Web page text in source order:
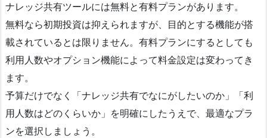
ナレッジ共有ツールには無料と有料プランがあります。
無料なら初期投資は抑えられますが、目的とする機能が搭
載されているとは限りません。有料プランにするとしても
利用人数やオプション機能によって料金設定は変わってき
ます。
予算だけでなく「ナレッジ共有でなにがしたいのか」「利
用人数はどのくらいか」を明確にしたうえで、最適なプラ
ンを選択しましょう。